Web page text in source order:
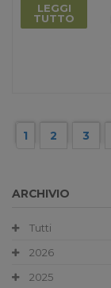
LEGGI
TUTTO
1 2 3
ARCHIVIO
Tutti
2026
2025